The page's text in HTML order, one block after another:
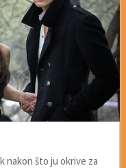
nakon što ju okrive za